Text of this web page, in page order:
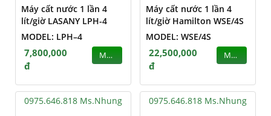
Máy cất nước 1 lần 4
lít/giờ LASANY LPH-4
MODEL: LPH–4
7,800,000
đ
MUA
Máy cất nước 1 lần 4
lít/giờ Hamilton WSE/4S
MODEL: WSE/4S
22,500,000
đ
MUA
0975.646.818 Ms.Nhung 0975.646.818 Ms.Nhung